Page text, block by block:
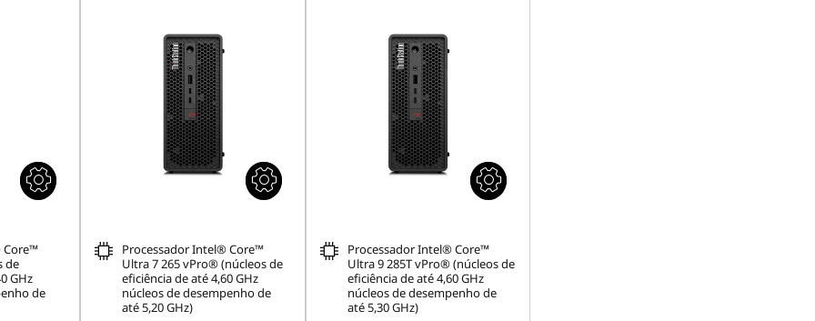
Core™
de
GHz
de
Processador Intel® Core™
Ultra 7 265 vPro® (núcleos de
eficiência de até 4,60 GHz
núcleos de desempenho de
até 5,20 GHz)
Processador Intel® Core™
Ultra 9 285T vPro® (núcleos de
eficiência de até 4,60 GHz
núcleos de desempenho de
até 5,30 GHz)